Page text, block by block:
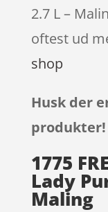
2.7 L –
oftest ud
shop
Husk der
produkter!
1775
Lady
Maling